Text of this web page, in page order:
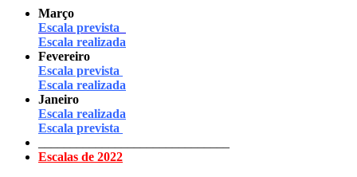
Março
Escala prevista
Escala realizada
Fevereiro
Escala prevista
Escala realizada
Janeiro
Escala realizada
Escala prevista
Escalas de 2022